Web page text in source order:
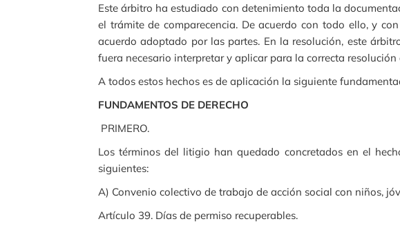
Este árbitro ha estudiado con detenimiento toda la
el trámite de comparecencia. De acuerdo con todo ello, y
acuerdo adoptado por las partes. En la resolución, este
fuera necesario interpretar y aplicar para la correcta
A todos estos hechos es de aplicación la siguiente
FUNDAMENTOS DE DERECHO
PRIMERO.
Los términos del litigio han quedado concretados en el
siguientes:
A) Convenio colectivo de trabajo de acción social con niños,
Artículo 39. Días de permiso recuperables.